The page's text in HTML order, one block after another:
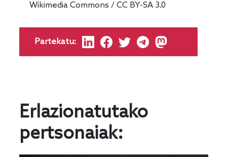
Wikimedia Commons / CC BY-SA 3.0
Partekatu:
Erlazionatutako
pertsonaiak: